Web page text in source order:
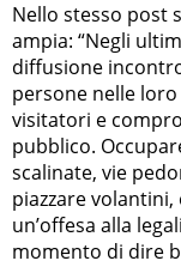
Nello stesso post
ampia: “Negli
diffusione
persone nelle
visitatori e
pubblico.
scalinate, vie
piazzare
un’offesa alla
momento di dire